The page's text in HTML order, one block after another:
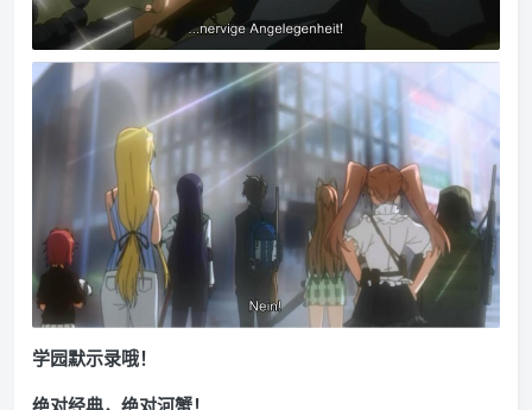
学园默示录哦！
绝对经典，绝对河蟹！